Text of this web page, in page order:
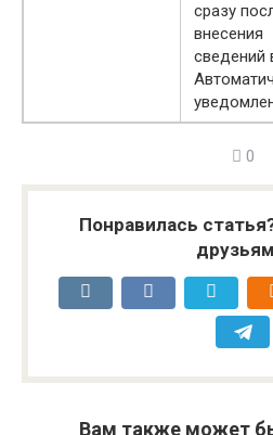
сразу
внесения
сведений
0
Понравилась
Вам также может